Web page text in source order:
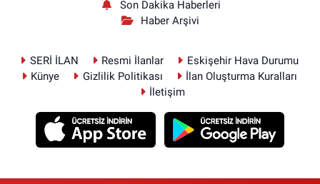
Son Dakika Haberleri
Haber Arşivi
SERİ İLAN Resmi İlanlar
Eskişehir Hava Durumu
Künye
Gizlilik Politikası
İlan Oluşturma Kuralları
İletişim